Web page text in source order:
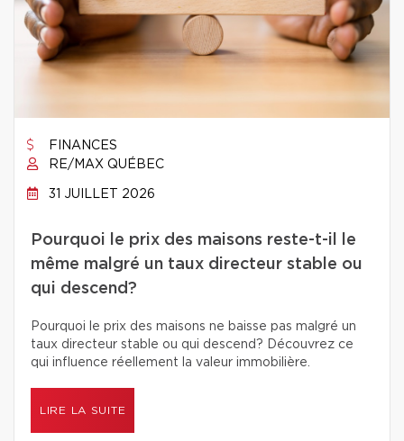
FINANCES
RE/MAX QUÉBEC
31 JUILLET 2026
Pourquoi le prix des maisons reste-t-il le
même malgré un taux directeur stable ou
qui descend?
Pourquoi le prix des maisons ne baisse pas malgré un
taux directeur stable ou qui descend? Découvrez ce
qui influence réellement la valeur immobilière.
LIRE LA SUITE